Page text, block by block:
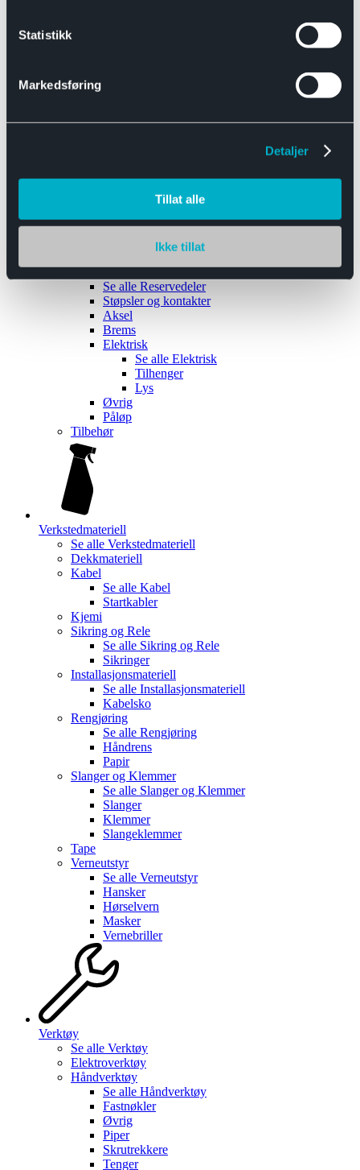
Statistikk
Markedsføring
Detaljer
Tillat alle
Ikke tillat
Båthengere
Reservedeler
Se alle Reservedeler
Støpsler og kontakter
Aksel
Brems
Elektrisk
Se alle Elektrisk
Tilhenger
Lys
Øvrig
Påløp
Tilbehør
Verkstedmateriell
Se alle Verkstedmateriell
Dekkmateriell
Kabel
Se alle Kabel
Startkabler
Kjemi
Sikring og Rele
Se alle Sikring og Rele
Sikringer
Installasjonsmateriell
Se alle Installasjonsmateriell
Kabelsko
Rengjøring
Se alle Rengjøring
Håndrens
Papir
Slanger og Klemmer
Se alle Slanger og Klemmer
Slanger
Klemmer
Slangeklemmer
Tape
Verneutstyr
Se alle Verneutstyr
Hansker
Hørselvern
Masker
Vernebriller
Verktøy
Se alle Verktøy
Elektroverktøy
Håndverktøy
Se alle Håndverktøy
Fastnøkler
Øvrig
Piper
Skrutrekkere
Tenger